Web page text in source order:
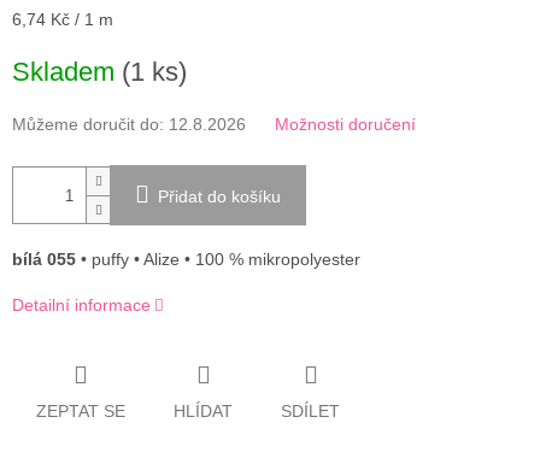
Měrná
6,74 Kč / 1 m
Skladem (1 ks)
Můžeme doručit do: 12.8.2026 Možnosti doručení
Přidat do košíku
bílá 055 • puffy • Alize • 100 % mikropolyester
Detailní informace
ZEPTAT SE HLÍDAT SDÍLET